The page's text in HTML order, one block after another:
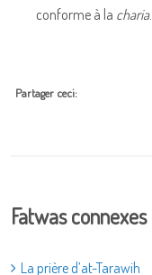
conforme à la charia.
Partager ceci:
Fatwas connexes
La prière d’at-Tarawih